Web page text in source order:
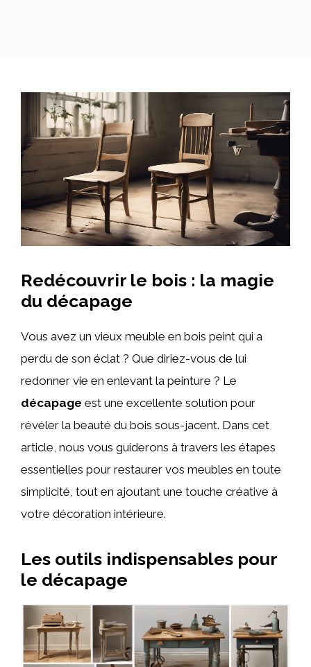
Redécouvrir le bois : la magie
du décapage
Vous avez un vieux meuble en bois peint qui a
perdu de son éclat ? Que diriez-vous de lui
redonner vie en enlevant la peinture ? Le
décapage est une excellente solution pour
révéler la beauté du bois sous-jacent. Dans cet
article, nous vous guiderons à travers les étapes
essentielles pour restaurer vos meubles en toute
simplicité, tout en ajoutant une touche créative à
votre décoration intérieure.
Les outils indispensables pour
le décapage